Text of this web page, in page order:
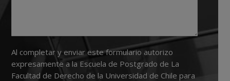
Al completar y enviar este formulario autorizo
expresamente a la Escuela de Postgrado de La
Facultad de Derecho de la Universidad de Chile para